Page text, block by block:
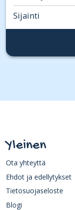
Sijainti
Yleinen
Ota yhteyttä
Ehdot ja edellytykset
Tietosuojaseloste
Blogi